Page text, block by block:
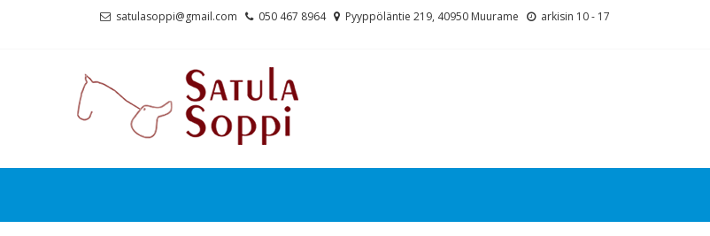
satulasoppi@gmail.com 050 467 8964 Pyyppöläntie 219, 40950 Muurame arkisin 10 - 17